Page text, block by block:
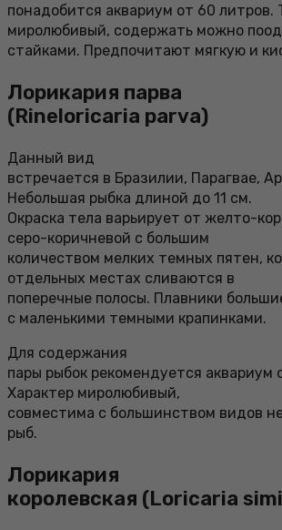
понадобится аквариум от 60 литров.
миролюбивый, содержать можно
стайками. Предпочитают мягкую и
Лорикария парва
(Rineloricaria parva)
Данный вид
встречается в Бразилии, Парагвае,
Небольшая рыбка длиной до 11 см.
Окраска тела варьирует от желто-
серо-коричневой с большим
количеством мелких темных пятен,
отдельных местах сливаются в
поперечные полосы. Плавники
с маленькими темными крапинками.
Для содержания
пары рыбок рекомендуется аквариум
Характер миролюбивый,
совместима с большинством видов
рыб.
Лорикария
королевская (Loricaria